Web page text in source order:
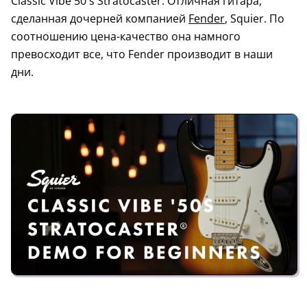
сделанная дочерней компанией Fender, Squier. По
соотношению цена-качество она намного
превосходит все, что Fender производит в наши
дни.